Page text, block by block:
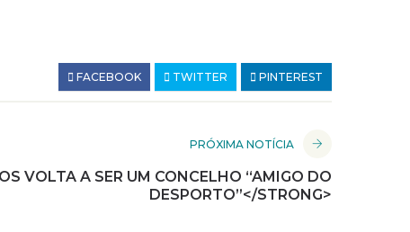
FACEBOOK TWITTER PINTEREST
PRÓXIMA NOTÍCIA
VOLTA A SER UM CONCELHO “AMIGO DO
DESPORTO”</STRONG>